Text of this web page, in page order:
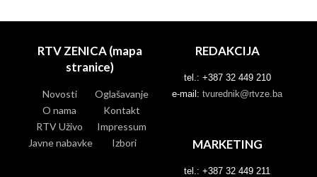
RTV ZENICA (mapa
stranice)
Novosti
Oglašavanje
O nama
Kontakt
RTV Uživo
Impressum
Javne nabavke
Izbori
REDAKCIJA
tel.: +387 32 449 210
e-mail: tvurednik@rtvze.ba
MARKETING
tel.: +387 32 449 211